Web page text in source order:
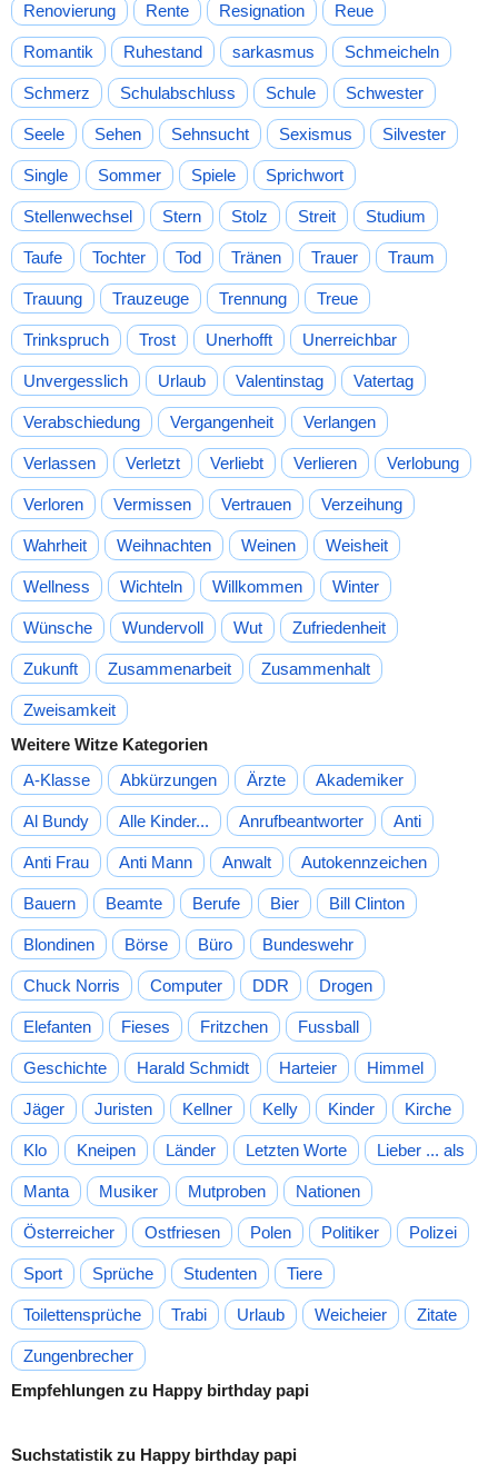
Renovierung Rente Resignation Reue
Romantik Ruhestand sarkasmus Schmeicheln
Schmerz Schulabschluss Schule Schwester
Seele Sehen Sehnsucht Sexismus Silvester
Single Sommer Spiele Sprichwort
Stellenwechsel Stern Stolz Streit Studium
Taufe Tochter Tod Tränen Trauer Traum
Trauung Trauzeuge Trennung Treue
Trinkspruch Trost Unerhofft Unerreichbar
Unvergesslich Urlaub Valentinstag Vatertag
Verabschiedung Vergangenheit Verlangen
Verlassen Verletzt Verliebt Verlieren Verlobung
Verloren Vermissen Vertrauen Verzeihung
Wahrheit Weihnachten Weinen Weisheit
Wellness Wichteln Willkommen Winter
Wünsche Wundervoll Wut Zufriedenheit
Zukunft Zusammenarbeit Zusammenhalt
Zweisamkeit
Weitere Witze Kategorien
A-Klasse
Abkürzungen Ärzte Akademiker
Al Bundy Alle Kinder... Anrufbeantworter Anti
Anti Frau Anti Mann Anwalt Autokennzeichen
Bauern Beamte Berufe Bier Bill Clinton
Blondinen Börse Büro Bundeswehr
Chuck Norris Computer DDR Drogen
Elefanten Fieses Fritzchen Fussball
Geschichte Harald Schmidt Harteier Himmel
Jäger Juristen Kellner Kelly Kinder Kirche
Klo Kneipen Länder Letzten Worte Lieber ... als
Manta Musiker Mutproben Nationen
Österreicher Ostfriesen Polen Politiker Polizei
Sport Sprüche Studenten Tiere
Toilettensprüche Trabi Urlaub Weicheier Zitate
Zungenbrecher
Empfehlungen zu Happy birthday papi
Suchstatistik zu Happy birthday papi